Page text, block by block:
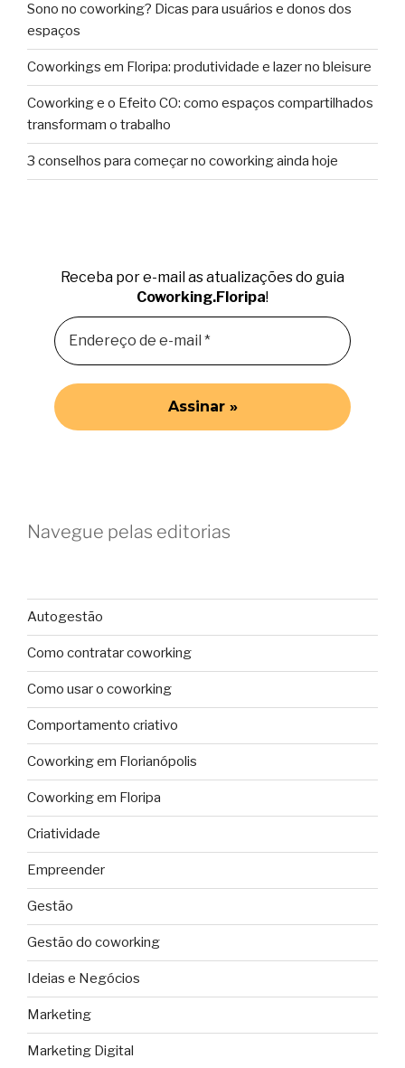
Sono no coworking? Dicas para usuários e donos dos
espaços
Coworkings em Floripa: produtividade e lazer no bleisure
Coworking e o Efeito CO: como espaços compartilhados
transformam o trabalho
3 conselhos para começar no coworking ainda hoje
Receba por e-mail as atualizações do guia
Coworking.Floripa!
Navegue pelas editorias
Autogestão
Como contratar coworking
Como usar o coworking
Comportamento criativo
Coworking em Florianópolis
Coworking em Floripa
Criatividade
Empreender
Gestão
Gestão do coworking
Ideias e Negócios
Marketing
Marketing Digital